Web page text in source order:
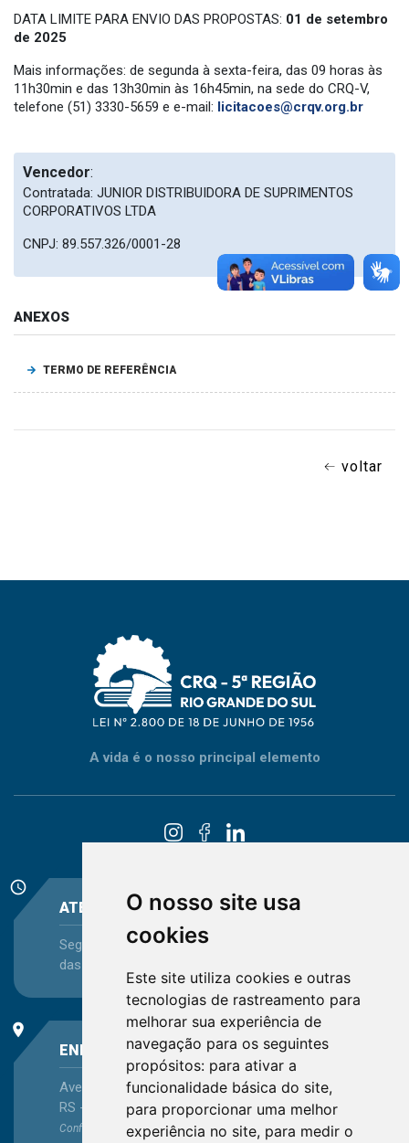
O nosso site usa
cookies
Este site utiliza cookies e outras
tecnologias de rastreamento para
melhorar sua experiência de
navegação para os seguintes
propósitos: para ativar a
funcionalidade básica do site,
para proporcionar uma melhor
experiência no site, para medir o
DATA LIMITE PARA ENVIO DAS PROPOSTAS: 01 de setembro
de 2025
Mais informações: de segunda à sexta-feira, das 09 horas às
11h30min e das 13h30min às 16h45min, na sede do CRQ-V,
telefone (51) 3330-5659 e e-mail: licitacoes@crqv.org.br
Vencedor:
Contratada: JUNIOR DISTRIBUIDORA DE SUPRIMENTOS
CORPORATIVOS LTDA
CNPJ: 89.557.326/0001-28
ANEXOS
TERMO DE REFERÊNCIA
voltar
A vida é o nosso principal elemento
schedule
ATENDIMENTO
Segunda-feira a Sexta-feira - das 08:30 às 12:15 e
das 13:30 às 16:45
place
ENDEREÇO
Avenida Itaqui, 45, Bairro Petrópolis, Porto Alegre -
RS - CEP 90460-140
Confira as demaislocalizações no Estado